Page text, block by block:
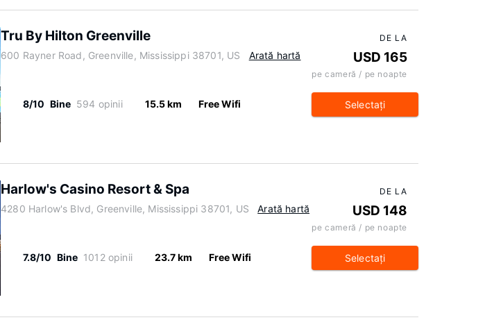
Tru By Hilton Greenville
600 Rayner Road, Greenville, Mississippi 38701, US Arată hartă
8/10 Bine 594 opinii 15.5 km Free Wifi
DE LA
USD 165
pe cameră / pe noapte
Selectaţi
Harlow's Casino Resort & Spa
4280 Harlow's Blvd, Greenville, Mississippi 38701, US Arată hartă
7.8/10 Bine 1012 opinii 23.7 km Free Wifi
DE LA
USD 148
pe cameră / pe noapte
Selectaţi